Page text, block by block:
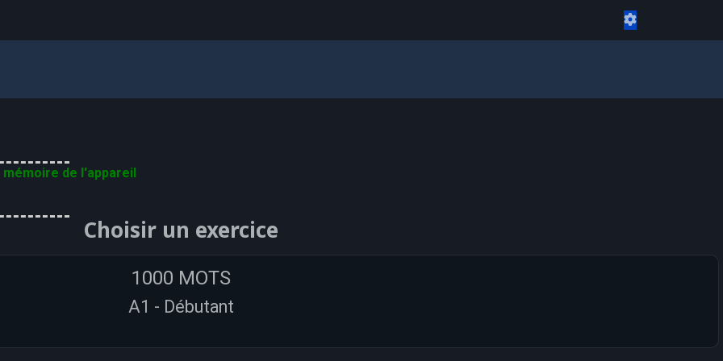
de l'appareil
Choisir un exercice
1000 MOTS
A1 - Débutant